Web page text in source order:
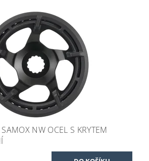
NW OCEL S KRYTEM